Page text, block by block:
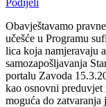
Obavještavamo
učešće u Programu
lica koja namjeravaju
samozapošljavanja
portalu Zavoda
kao osnovni preduvjet
moguća do zatvaranja